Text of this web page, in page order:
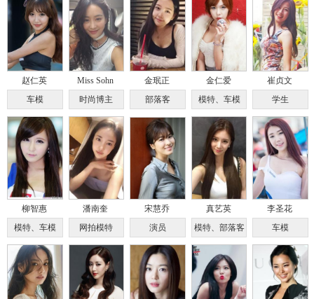
赵仁英
车模
Miss Sohn
时尚博主
金珉正
部落客
金仁爱
模特、车模
崔贞文
学生
柳智惠
模特、车模
潘南奎
网拍模特
宋慧乔
演员
真艺英
模特、部落客
李圣花
车模